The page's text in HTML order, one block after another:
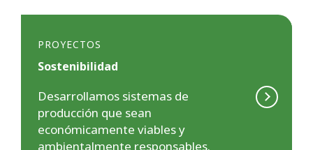
PROYECTOS
Sostenibilidad
Desarrollamos sistemas de
producción que sean
económicamente viables y
ambientalmente responsables.